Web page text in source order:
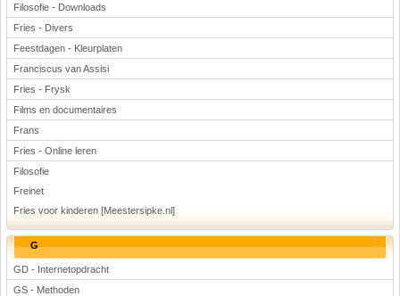
Filosofie - Downloads
Fries - Divers
Feestdagen - Kleurplaten
Franciscus van Assisi
Fries - Frysk
Films en documentaires
Frans
Fries - Online leren
Filosofie
Freinet
Fries voor kinderen [Meestersipke.nl]
G
GD - Internetopdracht
GS - Methoden